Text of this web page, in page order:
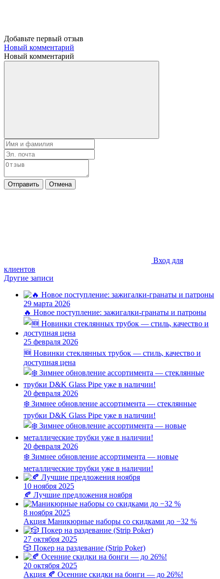
Добавьте первый отзыв
Новый комментарий
Новый комментарий
Отправить Отмена
Вход для
клиентов
Другие записи
29 марта 2026
🔥 Новое поступление: зажигалки-гранаты и патроны
25 февраля 2026
🆕 Новинки стеклянных трубок — стиль, качество и
доступная цена
20 февраля 2026
❄️ Зимнее обновление ассортимента — стеклянные
трубки D&K Glass Pipe уже в наличии!
20 февраля 2026
❄️ Зимнее обновление ассортимента — новые
металлические трубки уже в наличии!
10 ноября 2025
🍂 Лучшие предложения ноября
8 ноября 2025
Акция Маникюрные наборы со скидками до −32 %
27 октября 2025
🎲 Покер на раздевание (Strip Poker)
20 октября 2025
Акция 🍂 Осенние скидки на бонги — до 26%!